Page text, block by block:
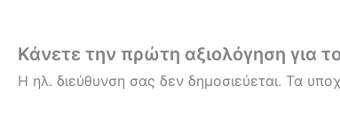
Κάνετε την πρώτη αξιολόγηση για
Η ηλ. διεύθυνση σας δεν δημοσιεύεται. Τα